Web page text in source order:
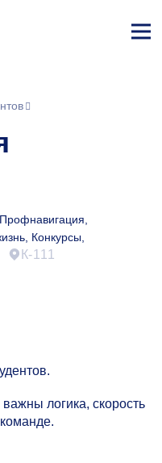
Профнавигация,
Конкурсы,
К-111
логика, скорость